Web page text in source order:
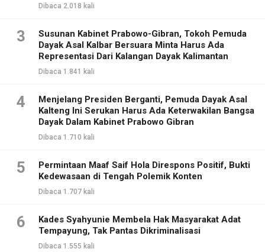
Dibaca 2.018 kali
3
Susunan Kabinet Prabowo-Gibran, Tokoh Pemuda
Dayak Asal Kalbar Bersuara Minta Harus Ada
Representasi Dari Kalangan Dayak Kalimantan
Dibaca 1.841 kali
4
Menjelang Presiden Berganti, Pemuda Dayak Asal
Kalteng Ini Serukan Harus Ada Keterwakilan Bangsa
Dayak Dalam Kabinet Prabowo Gibran
Dibaca 1.710 kali
5
Permintaan Maaf Saif Hola Direspons Positif, Bukti
Kedewasaan di Tengah Polemik Konten
Dibaca 1.707 kali
6
Kades Syahyunie Membela Hak Masyarakat Adat
Tempayung, Tak Pantas Dikriminalisasi
Dibaca 1.555 kali